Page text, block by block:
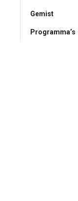
Gemist
Programma’s